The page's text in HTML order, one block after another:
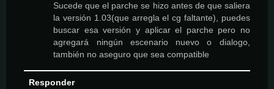
Sucede que el parche se hizo antes de que saliera
la versión 1.03(que arregla el cg faltante), puedes
buscar esa versión y aplicar el parche pero no
agregará ningún escenario nuevo o dialogo,
también no aseguro que sea compatible
Responder